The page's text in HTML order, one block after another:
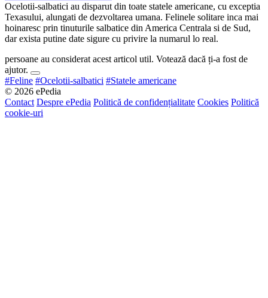
Ocelotii-salbatici au disparut din toate statele americane, cu exceptia
Texasului, alungati de dezvoltarea umana. Felinele solitare inca mai
hoinaresc prin tinuturile salbatice din America Centrala si de Sud,
dar exista putine date sigure cu privire la numarul lo real.
persoane au considerat acest articol util. Votează dacă ți-a fost de
ajutor.
#Feline #Ocelotii-salbatici #Statele americane
© 2026 ePedia
Contact Despre ePedia Politică de confidențialitate Cookies Politică
cookie-uri